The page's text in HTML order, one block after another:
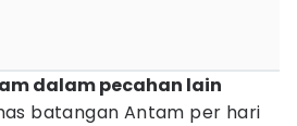
dalam pecahan lain
batangan Antam per hari